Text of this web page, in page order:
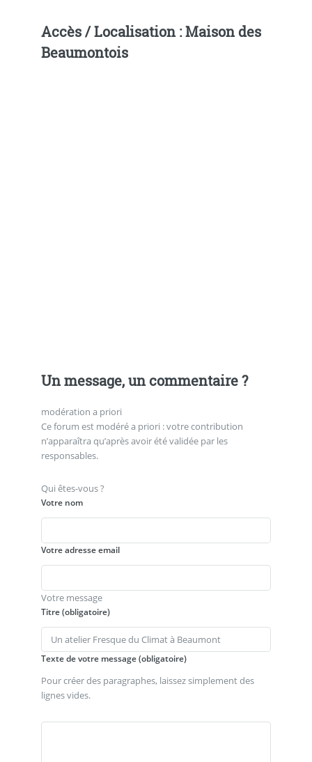
Accès / Localisation : Maison des
Beaumontois
Un message, un commentaire ?
modération a priori
Ce forum est modéré a priori : votre contribution
n’apparaîtra qu’après avoir été validée par les
responsables.
Qui êtes-vous ?
Votre nom
Votre adresse email
Votre message
Titre (obligatoire)
Texte de votre message (obligatoire)
Pour créer des paragraphes, laissez simplement des
lignes vides.